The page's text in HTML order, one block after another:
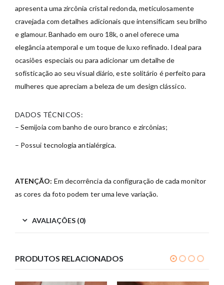
apresenta uma zircônia cristal redonda, meticulosamente
cravejada com detalhes adicionais que intensificam seu brilho
e glamour. Banhado em ouro 18k, o anel oferece uma
elegância atemporal e um toque de luxo refinado. Ideal para
ocasiões especiais ou para adicionar um detalhe de
sofisticação ao seu visual diário, este solitário é perfeito para
mulheres que apreciam a beleza de um design clássico.
DADOS TÉCNICOS:
– Semijoia com banho de ouro branco e zircônias;
– Possui tecnologia antialérgica.
ATENÇÃO: Em decorrência da configuração de cada monitor
as cores da foto podem ter uma leve variação.
AVALIAÇÕES (0)
PRODUTOS RELACIONADOS